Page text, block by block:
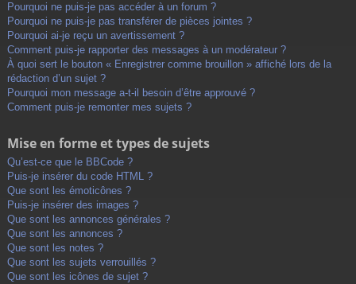
Pourquoi ne puis-je pas accéder à un forum ?
Pourquoi ne puis-je pas transférer de pièces jointes ?
Pourquoi ai-je reçu un avertissement ?
Comment puis-je rapporter des messages à un modérateur ?
À quoi sert le bouton « Enregistrer comme brouillon » affiché lors de la
rédaction d’un sujet ?
Pourquoi mon message a-t-il besoin d’être approuvé ?
Comment puis-je remonter mes sujets ?
Mise en forme et types de sujets
Qu’est-ce que le BBCode ?
Puis-je insérer du code HTML ?
Que sont les émoticônes ?
Puis-je insérer des images ?
Que sont les annonces générales ?
Que sont les annonces ?
Que sont les notes ?
Que sont les sujets verrouillés ?
Que sont les icônes de sujet ?